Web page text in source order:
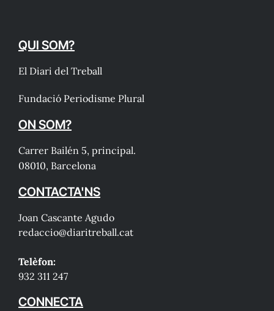
QUI SOM?
El Diari del Treball
Fundació Periodisme Plural
ON SOM?
Carrer Bailén 5, principal.
08010, Barcelona
CONTACTA'NS
Joan Cascante Agudo
redaccio@diaritreball.cat
Telèfon:
932 311 247
CONNECTA